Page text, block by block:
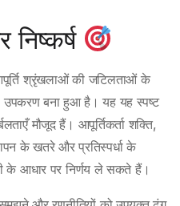
निष्कर्ष
श्रृंखलाओं की जटिलताओं के
उपकरण बना हुआ है। यह यह स्पष्ट
मौजूद हैं। आपूर्तिकर्ता शक्ति,
के खतरे और प्रतिस्पर्धा के
के आधार पर निर्णय ले सकते हैं।